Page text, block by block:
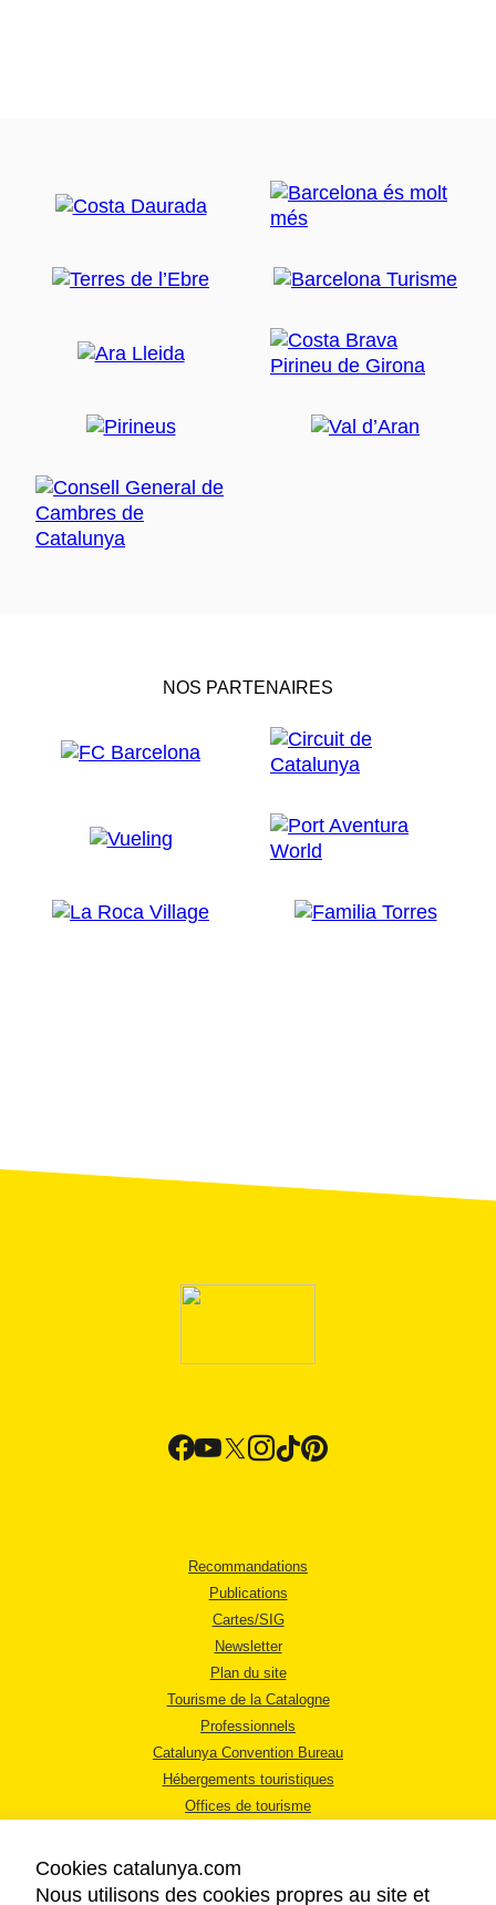
NOS PARTENAIRES
Recommandations
Publications
Cartes/SIG
Newsletter
Plan du site
Tourisme de la Catalogne
Professionnels
Catalunya Convention Bureau
Hébergements touristiques
Offices de tourisme
Cookies catalunya.com
Nous utilisons des cookies propres au site et